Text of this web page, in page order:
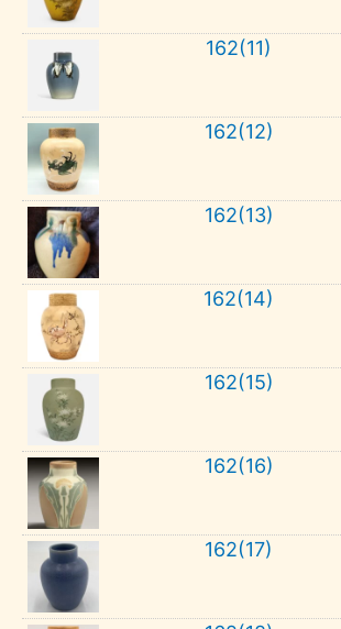
162(11)
162(12)
162(13)
162(14)
162(15)
162(16)
162(17)